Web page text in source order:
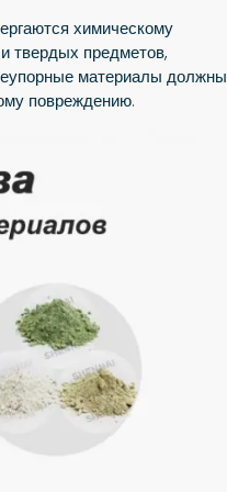
химическому
твердых предметов,
материалы должны
повреждению.